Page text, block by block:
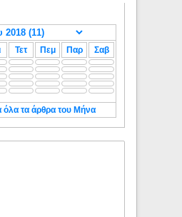
Τετ Πεμ Παρ Σαβ
όλα τα άρθρα του Μήνα